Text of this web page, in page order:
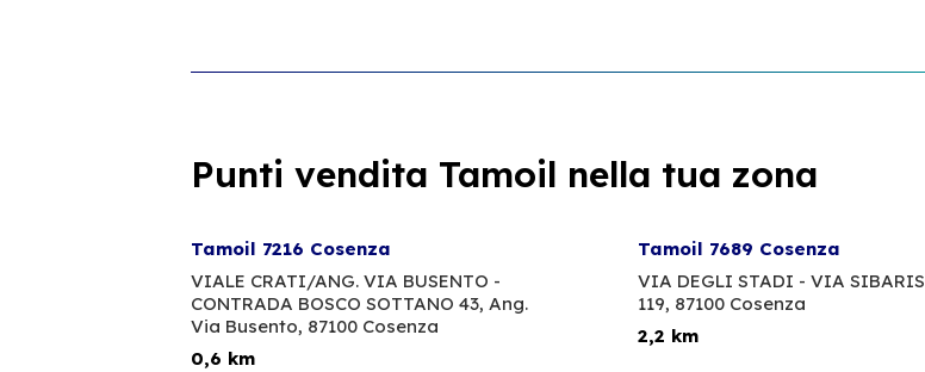
Punti vendita Tamoil nella tua zona
Tamoil 7216 Cosenza
VIALE CRATI/ANG. VIA BUSENTO -
CONTRADA BOSCO SOTTANO 43, Ang.
Via Busento, 87100 Cosenza
0,6 km
Tamoil 7689 Cosenza
VIA DEGLI STADI - VIA SIBARIS
119, 87100 Cosenza
2,2 km